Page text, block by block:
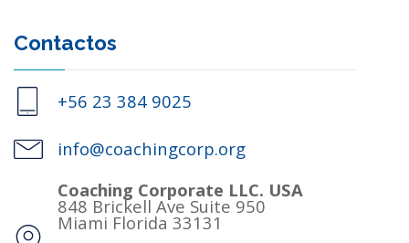
Contactos
+56 23 384 9025
info@coachingcorp.org
Coaching Corporate LLC. USA
848 Brickell Ave Suite 950
Miami Florida 33131